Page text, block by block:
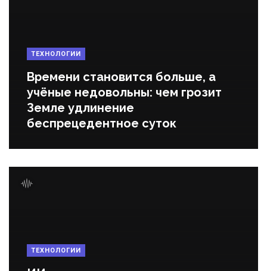
ТЕХНОЛОГИИ
Времени становится больше, а
учёные недовольны: чем грозит
Земле удлинение
беспрецедентное суток
ТЕХНОЛОГИИ